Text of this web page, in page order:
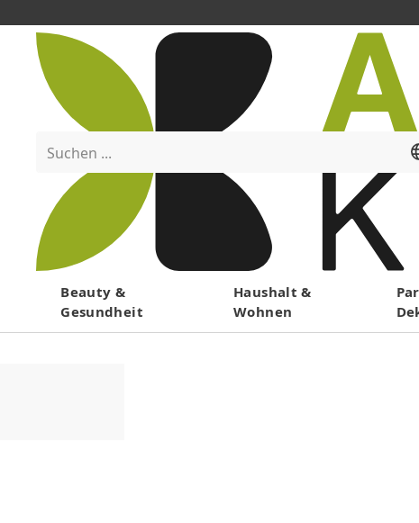
Menü
Suchen ...
Beauty &
Gesundheit
Haushalt &
Wohnen